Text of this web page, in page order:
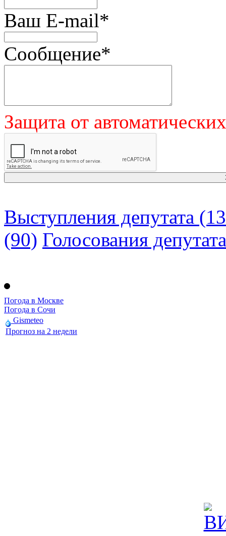
Ваш E-mail*
Сообщение*
Защита от
Выступления депутата
(90) Голосования депутата
Погода в Москве
Погода в Сочи
Gismeteo
Прогноз на 2 недели